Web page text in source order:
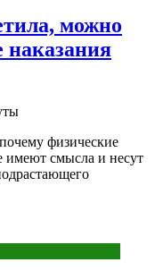
можно
наказания
физические
имеют смысла и несут